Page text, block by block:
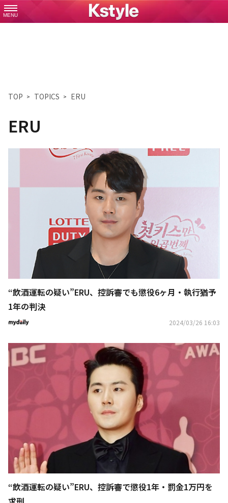
MENU
TOP TOPICS ERU
ERU
“飲酒運転の疑い”ERU、控訴審でも懲役6ヶ月・執行猶予
1年の判決
2024/03/26 16:03
“飲酒運転の疑い”ERU、控訴審で懲役1年・罰金1万円を